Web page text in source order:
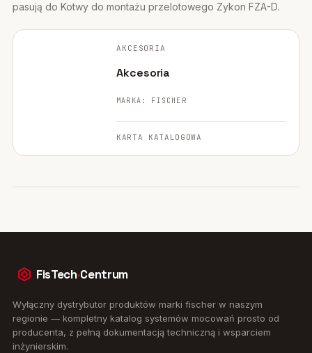
pasują do Kotwy do montażu przelotowego Zykon FZA-D.
ORYGINALNE ZDJĘCIE
AKCESORIA
Akcesoria
MARKA: FISCHER
KARTA KATALOGOWA
FisTech·Centrum
Wyłączny dystrybutor produktów marki fischer w naszym
regionie — kompletny katalog systemów mocowań prosto od
producenta, z pełną dokumentacją techniczną i wsparciem
inżynierskim.